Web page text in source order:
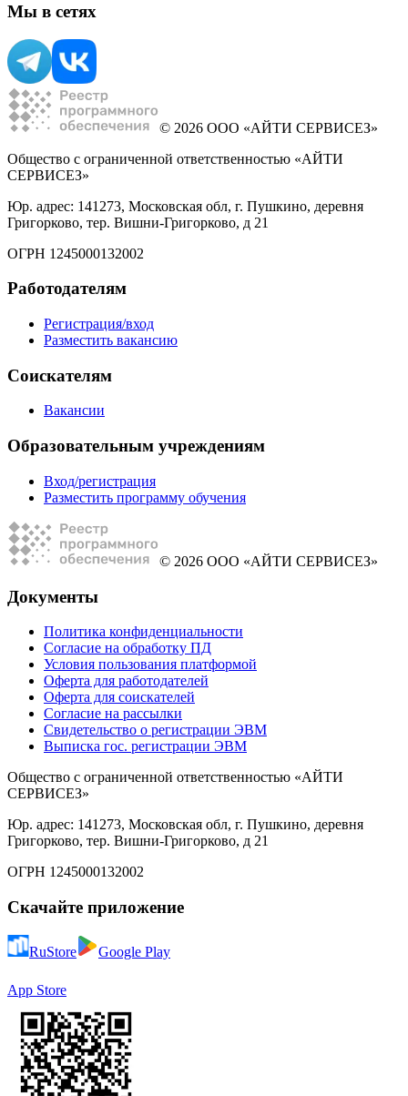
Мы в сетях
© 2026 ООО «АЙТИ СЕРВИСЕЗ»
Общество с ограниченной ответственностью «АЙТИ
СЕРВИСЕЗ»
Юр. адрес: 141273, Московская обл, г. Пушкино, деревня
Григорково, тер. Вишни-Григорково, д 21
ОГРН 1245000132002
Работодателям
Регистрация/вход
Разместить вакансию
Соискателям
Вакансии
Образовательным учреждениям
Вход/регистрация
Разместить программу обучения
© 2026 ООО «АЙТИ СЕРВИСЕЗ»
Документы
Политика конфиденциальности
Согласие на обработку ПД
Условия пользования платформой
Оферта для работодателей
Оферта для соискателей
Согласие на рассылки
Свидетельство о регистрации ЭВМ
Выписка гос. регистрации ЭВМ
Общество с ограниченной ответственностью «АЙТИ
СЕРВИСЕЗ»
Юр. адрес: 141273, Московская обл, г. Пушкино, деревня
Григорково, тер. Вишни-Григорково, д 21
ОГРН 1245000132002
Скачайте приложение
RuStore Google Play
App Store